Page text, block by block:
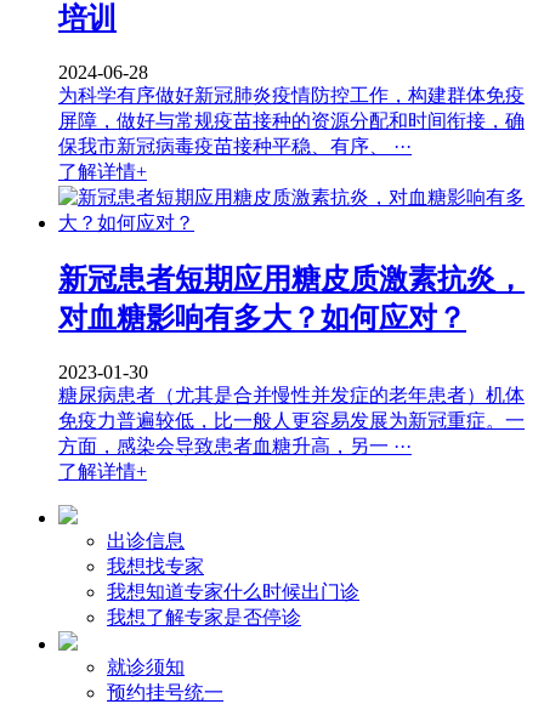
培训
2024-06-28
为科学有序做好新冠肺炎疫情防控工作，构建群体免疫
屏障，做好与常规疫苗接种的资源分配和时间衔接，确
保我市新冠病毒疫苗接种平稳、有序、 ···
了解详情+
新冠患者短期应用糖皮质激素抗炎，
对血糖影响有多大？如何应对？
2023-01-30
糖尿病患者（尤其是合并慢性并发症的老年患者）机体
免疫力普遍较低，比一般人更容易发展为新冠重症。一
方面，感染会导致患者血糖升高，另一 ···
了解详情+
出诊信息
我想找专家
我想知道专家什么时候出门诊
我想了解专家是否停诊
就诊须知
预约挂号统一